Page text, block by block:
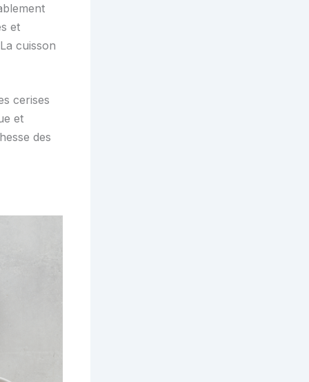
et
cuisson
cerises
et
des